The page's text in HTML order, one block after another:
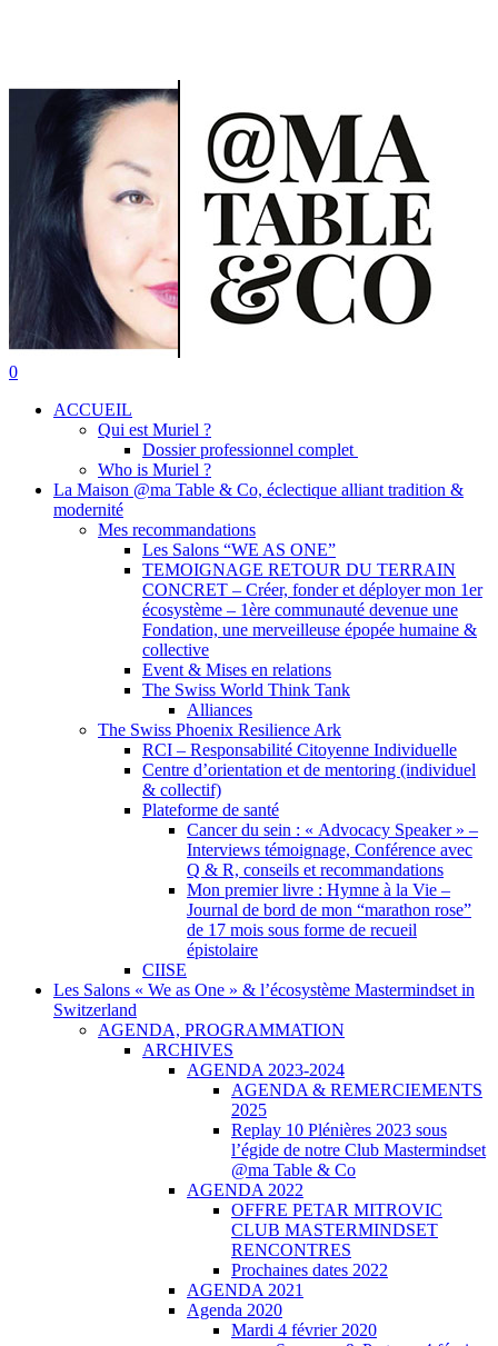
search
0
ACCUEIL
Qui est Muriel ?
Dossier professionnel complet
Who is Muriel ?
La Maison @ma Table & Co, éclectique alliant tradition &
modernité
Mes recommandations
Les Salons “WE AS ONE”
TEMOIGNAGE RETOUR DU TERRAIN
CONCRET – Créer, fonder et déployer mon 1er
écosystème – 1ère communauté devenue une
Fondation, une merveilleuse épopée humaine &
collective
Event & Mises en relations
The Swiss World Think Tank
Alliances
The Swiss Phoenix Resilience Ark
RCI – Responsabilité Citoyenne Individuelle
Centre d’orientation et de mentoring (individuel
& collectif)
Plateforme de santé
Cancer du sein : « Advocacy Speaker » –
Interviews témoignage, Conférence avec
Q & R, conseils et recommandations
Mon premier livre : Hymne à la Vie –
Journal de bord de mon “marathon rose”
de 17 mois sous forme de recueil
épistolaire
CIISE
Les Salons « We as One » & l’écosystème Mastermindset in
Switzerland
AGENDA, PROGRAMMATION
ARCHIVES
AGENDA 2023-2024
AGENDA & REMERCIEMENTS
2025
Replay 10 Plénières 2023 sous
l’égide de notre Club Mastermindset
@ma Table & Co
AGENDA 2022
OFFRE PETAR MITROVIC
CLUB MASTERMINDSET
RENCONTRES
Prochaines dates 2022
AGENDA 2021
Agenda 2020
Mardi 4 février 2020